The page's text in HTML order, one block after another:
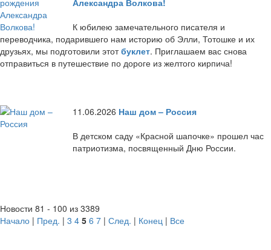
Александра Волкова!
К юбилею замечательного писателя и
переводчика, подарившего нам историю об Элли, Тотошке и их
друзьях, мы подготовили этотбуклет. Приглашаем вас снова
отправиться в путешествие по дороге из желтого кирпича!
11.06.2026 Наш дом – Россия
В детском саду «Красной шапочке» прошел час
патриотизма, посвященный Дню России.
Новости 81 - 100 из 3389
Начало | Пред. | 3 4 5 6 7 | След. | Конец | Все